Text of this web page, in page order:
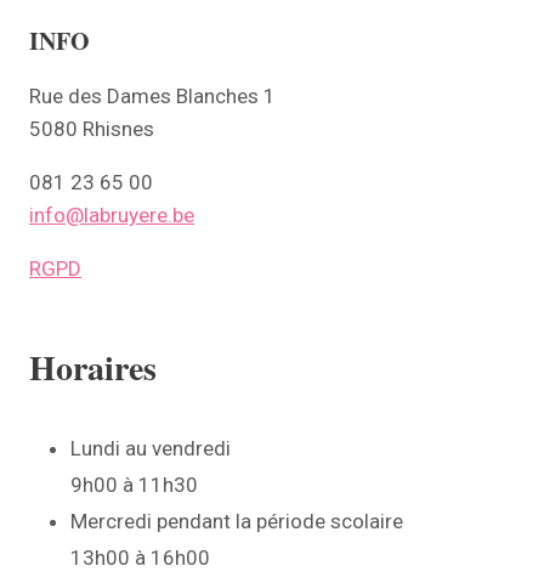
INFO
Rue des Dames Blanches 1
5080 Rhisnes
081 23 65 00
info@labruyere.be
RGPD
Horaires
Lundi au vendredi
9h00 à 11h30
Mercredi pendant la période scolaire
13h00 à 16h00